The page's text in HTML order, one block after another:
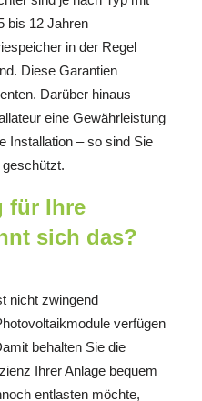
bis 12 Jahren
in der Regel
Diese Garantien
Darüber hinaus
eine Gewährleistung
Installation – so sind Sie
für Ihre
sich das?
nicht zwingend
verfügen
behalten Sie die
Ihrer Anlage bequem
entlasten möchte,